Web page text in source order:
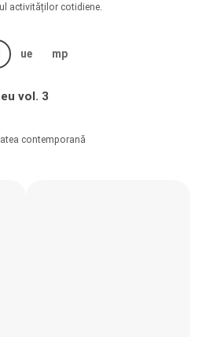
activităților cotidiene.
ue mp
vol. 3
contemporană